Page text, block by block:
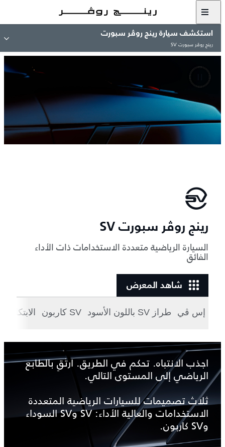
استكشف سيارة رينج روڤر سبورت
رينج روڤر سبورت SV
رينج روڤر سبورت SV
السيارة الرياضية متعددة الاستخدامات ذات الأداء
الفائق
شاهد المعرض
إس ڤي طراز SV باللون الأسود SV كاربون الابتكار
اجذب الانتباه. تحكم في الطريق. ارتقِ بالطابع
الرياضي إلى المستوى التالي.
ثلاث تصميمات للسيارات الرياضية المتعددة
الاستخدامات والعالية الأداء: SV وSV السوداء
وSV كاربون.